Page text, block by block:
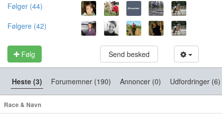
Følger (44)
Følgere (42)
Følg Send besked
Heste (3) Forumemner (190) Annoncer (0) Udfordringer (6)
Race & Navn